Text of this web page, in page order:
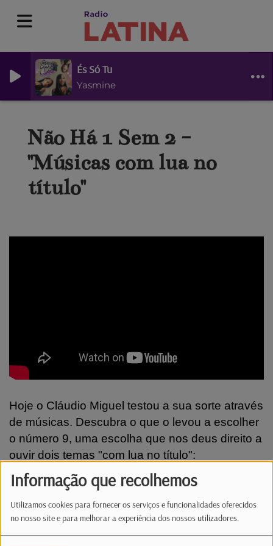
Informação que recolhemos
Utilizamos cookies para fornecer os serviços e funcionalidades oferecidos
no nosso site e para melhorar a experiência dos nossos utilizadores.
És Só Tu
Yasmine
Não Há 1 Sem 2 -
"Músicas com lua no
título"
Hoje o Cláudio Miguel testou a sua sorte através
de músicas. Descubra o que o levou a escolher
o número 9, uma escolha que nos deus direito a
ouvir dois temas "com lua no título":
???? Irina Barros - "Tu e a Lua"
???? Pedro Abrunhosa - "Lua"
Participe, diariamente, na Brigada da Manhã,
entre as 06h e as 10h.